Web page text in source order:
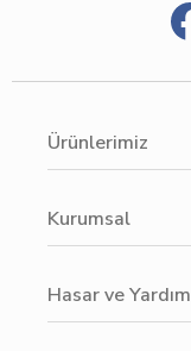
Ürünlerimiz
Kurumsal
Hasar ve Yardım